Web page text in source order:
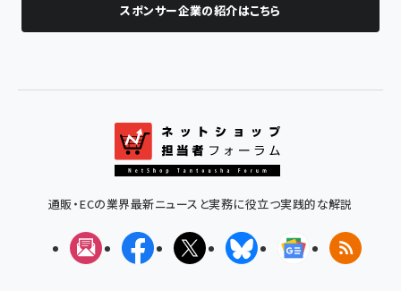
スポンサー企業の紹介はこちら
通販・ECの業界最新ニュースと実務に役立つ実践的な解説
メルマガFacebookX(エックス)BlueskyGoogleニュ
RSS